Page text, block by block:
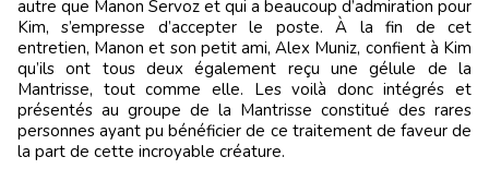
autre que Manon Servoz et qui a beaucoup d’admiration pour
Kim, s’empresse d’accepter le poste. À la fin de cet
entretien, Manon et son petit ami, Alex Muniz, confient à Kim
qu’ils ont tous deux également reçu une gélule de la
Mantrisse, tout comme elle. Les voilà donc intégrés et
présentés au groupe de la Mantrisse constitué des rares
personnes ayant pu bénéficier de ce traitement de faveur de
la part de cette incroyable créature.